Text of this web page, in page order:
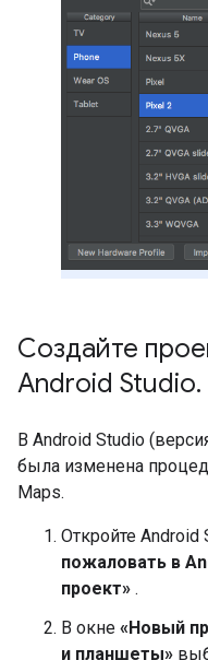
Создайте
Android Studio.
В Android Studio
была изменена
Maps.
Откройте Android
пожаловать в
проект» .
В окне «Новый
и планшеты»